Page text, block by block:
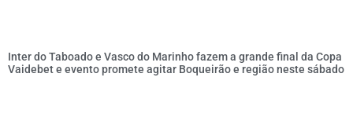
Inter do Taboado e Vasco do Marinho fazem a grande final da Copa
Vaidebet e evento promete agitar Boqueirão e região neste sábado